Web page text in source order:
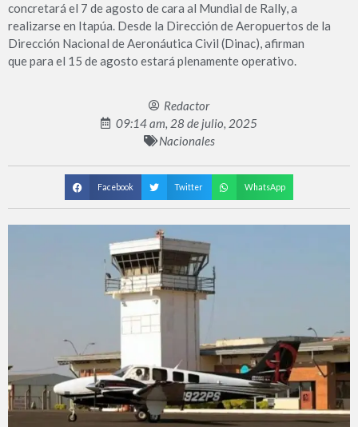
concretará el 7 de agosto de cara al Mundial de Rally, a
realizarse en Itapúa. Desde la Dirección de Aeropuertos de la
Dirección Nacional de Aeronáutica Civil (Dinac), afirman
que para el 15 de agosto estará plenamente operativo.
Redactor
09:14 am, 28 de julio, 2025
Nacionales
Facebook Twitter WhatsApp